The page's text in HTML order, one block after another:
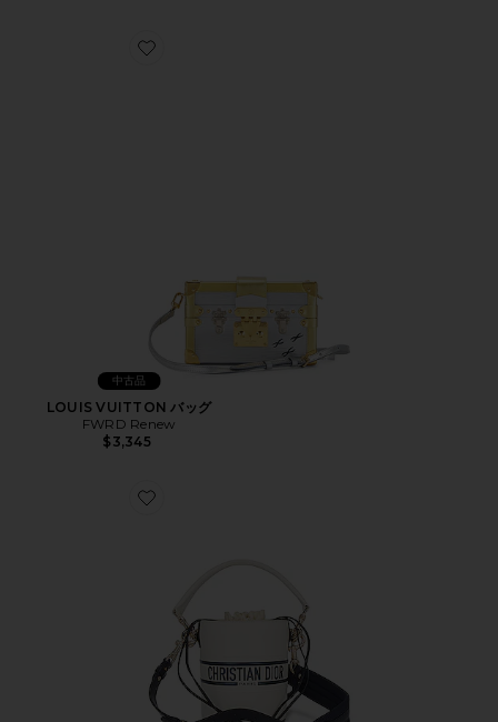
Favorite LOUIS VUITTON バッグ
中古品
LOUIS VUITTON バッグ
FWRD Renew
$3,345
Favorite DIOR バッグ